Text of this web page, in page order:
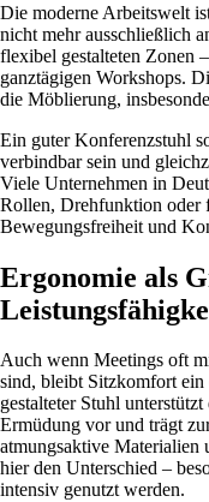
Die moderne Arbeitswelt
nicht mehr ausschließlich
flexibel gestalteten Zonen
ganztägigen Workshops.
die Möblierung,
Ein guter Konferenzstuhl
verbindbar sein und
Viele Unternehmen in
Rollen, Drehfunktion oder
Bewegungsfreiheit und
Ergonomie als
Auch wenn Meetings oft
sind, bleibt Sitzkomfort ein
gestalteter Stuhl
Ermüdung vor und trägt
atmungsaktive Materialien
hier den Unterschied –
intensiv genutzt werden.